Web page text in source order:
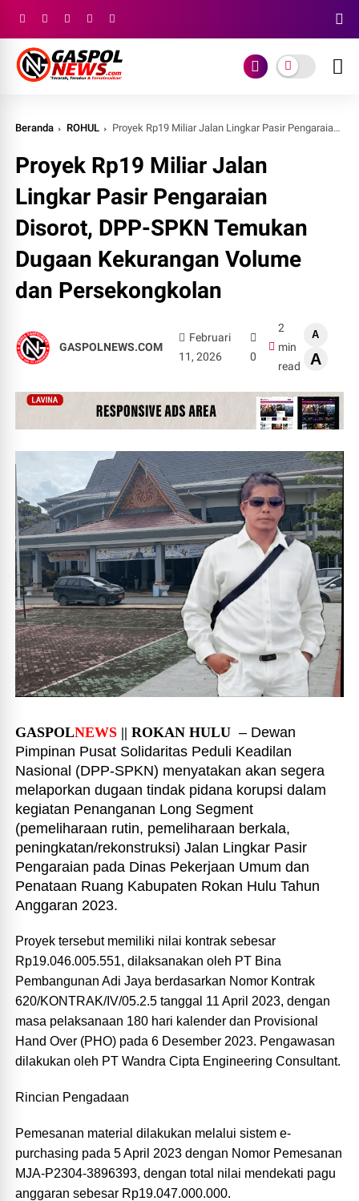
Beranda ROHUL Proyek Rp19 Miliar Jalan Lingkar Pasir Pengaraian Disorot, DPP-SPKN Temukan Dugaan Kekurangan Volume dan Persekongkolan
Proyek Rp19 Miliar Jalan
Lingkar Pasir Pengaraian
Disorot, DPP-SPKN Temukan
Dugaan Kekurangan Volume
dan Persekongkolan
GASPOLNEWS.COM
Februari
11, 2026
0
2
min
read
A
A
GASPOLNEWS || ROKAN HULU – Dewan
Pimpinan Pusat Solidaritas Peduli Keadilan
Nasional (DPP-SPKN) menyatakan akan segera
melaporkan dugaan tindak pidana korupsi dalam
kegiatan Penanganan Long Segment
(pemeliharaan rutin, pemeliharaan berkala,
peningkatan/rekonstruksi) Jalan Lingkar Pasir
Pengaraian pada Dinas Pekerjaan Umum dan
Penataan Ruang Kabupaten Rokan Hulu Tahun
Anggaran 2023.
Proyek tersebut memiliki nilai kontrak sebesar
Rp19.046.005.551, dilaksanakan oleh PT Bina
Pembangunan Adi Jaya berdasarkan Nomor Kontrak
620/KONTRAK/IV/05.2.5 tanggal 11 April 2023, dengan
masa pelaksanaan 180 hari kalender dan Provisional
Hand Over (PHO) pada 6 Desember 2023. Pengawasan
dilakukan oleh PT Wandra Cipta Engineering Consultant.
Rincian Pengadaan
Pemesanan material dilakukan melalui sistem e-
purchasing pada 5 April 2023 dengan Nomor Pemesanan
MJA-P2304-3896393, dengan total nilai mendekati pagu
anggaran sebesar Rp19.047.000.000.